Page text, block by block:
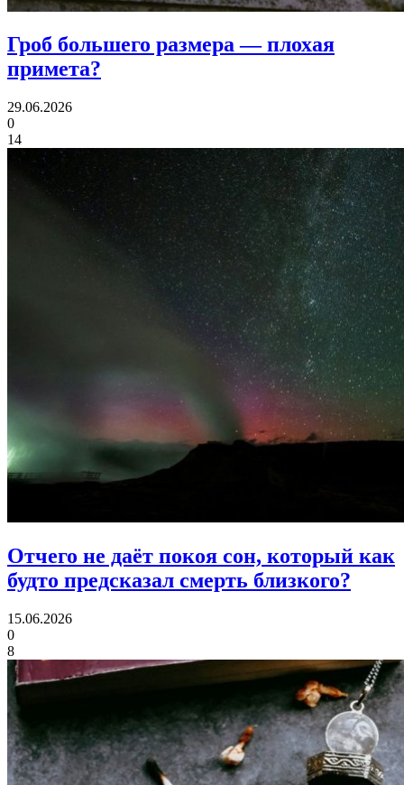
Гроб большего размера— плохая
примета?
29.06.2026
0
14
Отчего не даёт покоя сон, который как
будто предсказал смерть близкого?
15.06.2026
0
8